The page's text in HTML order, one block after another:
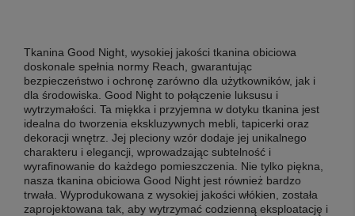
Tkanina Good Night , wysokiej jakości tkanina obiciowa
doskonale spełnia normy Reach, gwarantując
bezpieczeństwo i ochronę zarówno dla użytkowników, jak i
dla środowiska. Good Night to połączenie luksusu i
wytrzymałości. Ta miękka i przyjemna w dotyku tkanina jest
idealna do tworzenia ekskluzywnych mebli, tapicerki oraz
dekoracji wnętrz. Jej pleciony wzór dodaje jej unikalnego
charakteru i elegancji, wprowadzając subtelność i
wyrafinowanie do każdego pomieszczenia. Nie tylko piękna,
nasza tkanina obiciowa Good Night jest również bardzo
trwała. Wyprodukowana z wysokiej jakości włókien, została
zaprojektowana tak, aby wytrzymać codzienną eksploatację i